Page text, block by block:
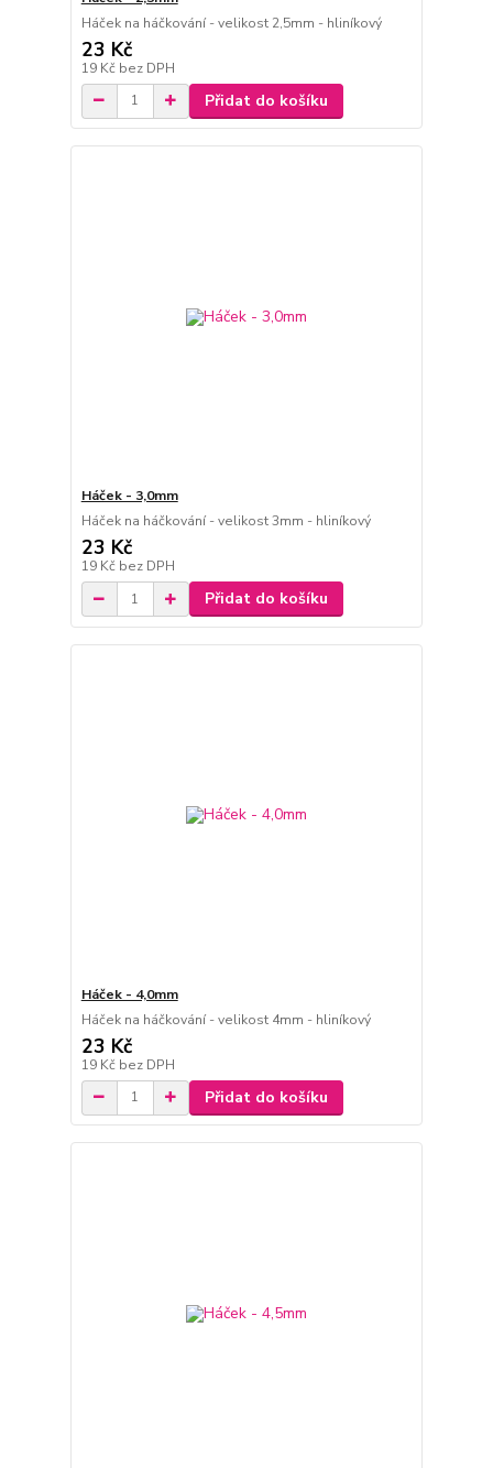
Háček na háčkování - velikost 2,5mm - hliníkový
23 Kč
19 Kč bez DPH
Přidat do košíku
Háček - 3,0mm
Háček na háčkování - velikost 3mm - hliníkový
23 Kč
19 Kč bez DPH
Přidat do košíku
Háček - 4,0mm
Háček na háčkování - velikost 4mm - hliníkový
23 Kč
19 Kč bez DPH
Přidat do košíku